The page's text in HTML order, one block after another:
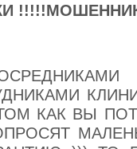
КАК ВЫ